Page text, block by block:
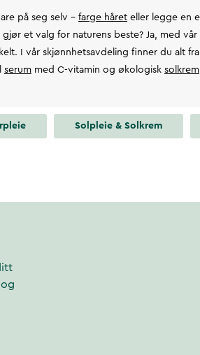
på seg selv - farge håret eller legge en
gjør et valg for naturens beste? Ja, med
I vår skjønnhetsavdeling finner du alt
serum med C-vitamin og økologisk solkrem
Solpleie & Solkrem